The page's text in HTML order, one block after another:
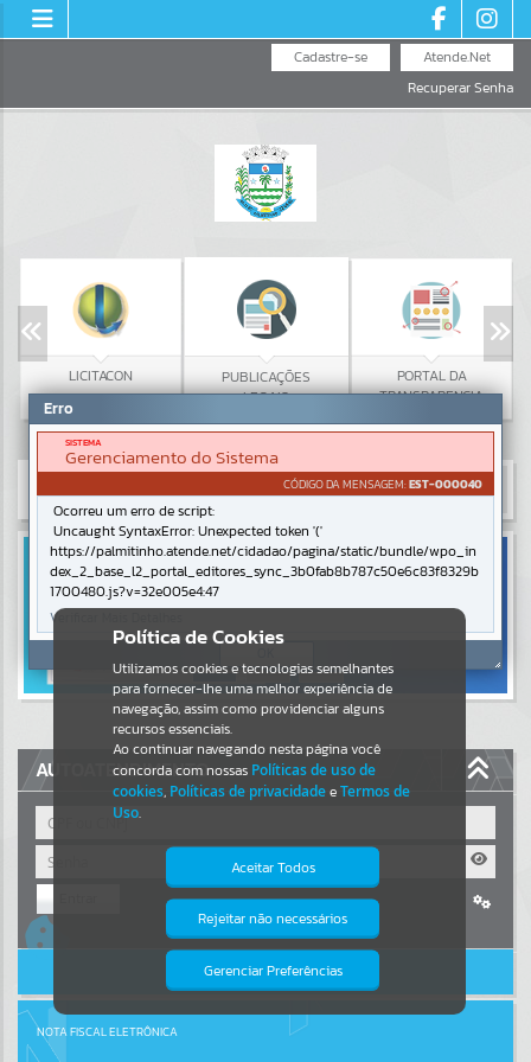
Atende.Net
Cadastre-se
Recuperar Senha
LICITACON
PUBLICAÇÕES
LEGAIS
PORTAL DA
TRANSPARENCIA
Resultados para""
Portais
Por favor, aguarde...
NOTÍCIAS
Por favor, aguarde...
Por favor, aguarde...
Por favor, aguarde...
AUTOATENDIMENTO
Cadastre-se|Recuperar Senha
ACESSAR SEM LOGIN
NOTA FISCAL ELETRÔNICA
Política de Cookies
Utilizamos cookies e tecnologias semelhantes
para fornecer-lhe uma melhor experiência de
navegação, assim como providenciar alguns
recursos essenciais.
Ao continuar navegando nesta página você
concorda com nossas Políticas de uso de
cookies, Políticas de privacidadeeTermos de
Uso.
Aceitar Todos
Rejeitar não necessários
Gerenciar Preferências
Isto significa que diversos recursos
providenciados poderão não estar
Erro
SISTEMA
Gerenciamento do Sistema
CÓDIGO DA MENSAGEM:EST-000040
Ocorreu um erro de script:
Uncaught SyntaxError: Unexpected token '('
https://palmitinho.atende.net/cidadao/pagina/static/bundle/wpo_in
dex_2_base_l2_portal_editores_sync_3b0fab8b787c50e6c83f8329b
1700480.js?v=32e005e4:47
Verificar Mais Detalhes